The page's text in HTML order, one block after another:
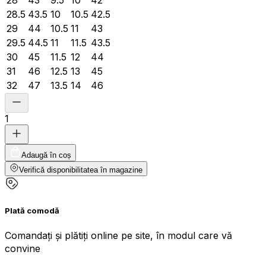
28.5 43.5 10 10.5 42.5
29
44 10.5 11
43
29.5 44.5 11 11.5 43.5
30
45 11.5 12
44
31
46 12.5 13
45
32
47 13.5 14 46
1
Adaugă în coș
Verifică disponibilitatea în magazine
Plată comodă
Comandați și plătiți online pe site, în modul care vă
convine